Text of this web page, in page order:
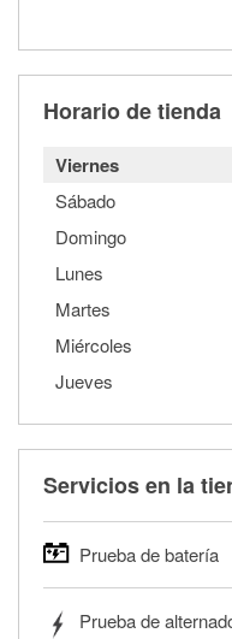
Horario de tienda
Viernes
Sábado
Domingo
Lunes
Martes
Miércoles
Jueves
Servicios en la
Prueba de batería
autos, camionetas,
Prueba de